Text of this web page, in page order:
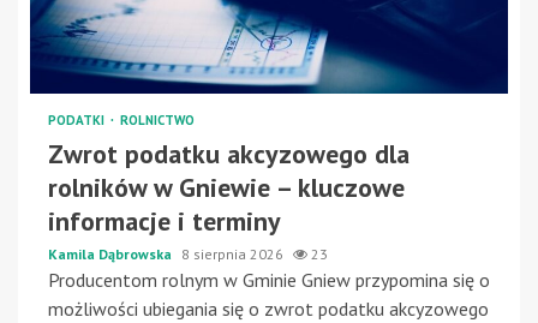
PODATKI ROLNICTWO
Zwrot podatku akcyzowego dla
rolników w Gniewie – kluczowe
informacje i terminy
Kamila Dąbrowska 8 sierpnia 2026 23
Producentom rolnym w Gminie Gniew przypomina się o
możliwości ubiegania się o zwrot podatku akcyzowego